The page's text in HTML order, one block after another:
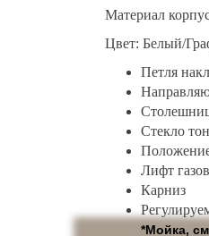
Материал
Цвет: Белый/
Петля
Стекло
Лифт
Карниз
*Мойка,